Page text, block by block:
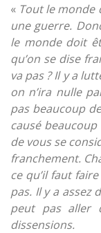
« Tout le monde
une guerre.
le monde doit
qu’on se dise
va pas ? Il y a
on n’ira nulle
pas beaucoup
causé
de vous se
franchement.
ce qu’il faut
pas. Il y a assez
peut pas aller
dissensions.